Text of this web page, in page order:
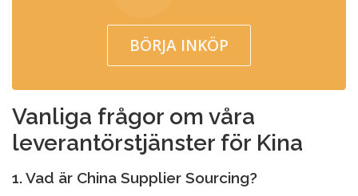
BÖRJA INKÖP
Vanliga frågor om våra
leverantörstjänster för Kina
1. Vad är China Supplier Sourcing?